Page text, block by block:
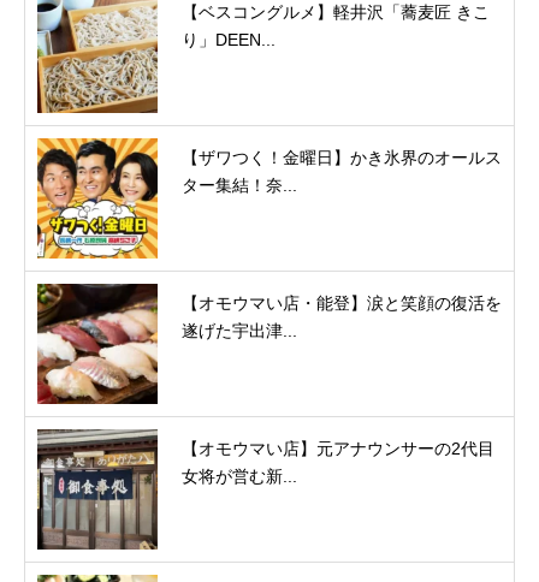
【ベスコングルメ】軽井沢「蕎麦匠 きこ
り」DEEN...
【ザワつく！金曜日】かき氷界のオールス
ター集結！奈...
【オモウマい店・能登】涙と笑顔の復活を
遂げた宇出津...
【オモウマい店】元アナウンサーの2代目
女将が営む新...